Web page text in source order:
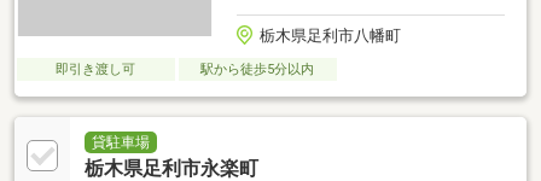
栃木県足利市八幡町
即引き渡し可 駅から徒歩5分以内
貸駐車場
栃木県足利市永楽町